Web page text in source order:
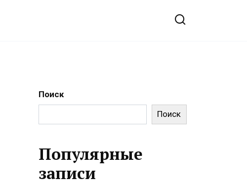
Поиск
Поиск
Популярные
записи